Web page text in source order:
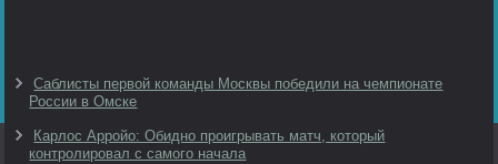
Саблисты первой команды Москвы победили на чемпионате
России в Омске
Карлос Арройо: Обидно проигрывать матч, который
контролировал с самого начала